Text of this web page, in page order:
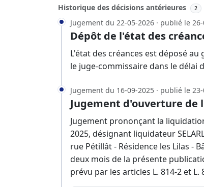
Historique des décisions antérieures 2
Jugement du 22-05-2026 · publié le
Dépôt de l'état des
L'état des créances est déposé
le juge-commissaire dans le délai
Jugement du 16-09-2025 · publié le
Jugement d'ouverture
Jugement prononçant la
2025, désignant liquidateur
rue Pétillât - Résidence les Lilas -
deux mois de la présente
prévu par les articles L. 814-2 et